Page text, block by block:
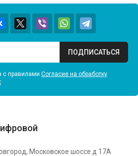
ПОДПИСАТЬСЯ
с правилами Согласие на обработку
Московское шоссе д 17А